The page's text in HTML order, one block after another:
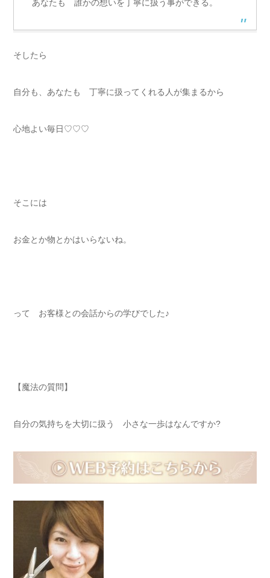
あなたも 誰かの想いを丁寧に扱う事ができる。
そしたら
自分も、あなたも 丁寧に扱ってくれる人が集まるから
心地よい毎日♡♡♡
そこには
お金とか物とかはいらないね。
って お客様との会話からの学びでした♪
【魔法の質問】
自分の気持ちを大切に扱う 小さな一歩はなんですか?